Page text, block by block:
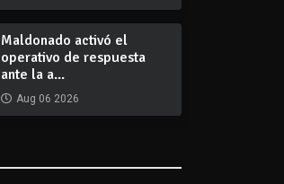
Maldonado activó el
operativo de respuesta
ante la a...
Aug 06 2026